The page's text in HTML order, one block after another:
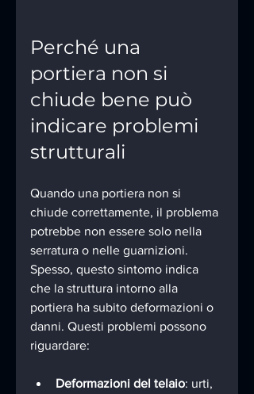
Perché una
portiera non si
chiude bene può
indicare problemi
strutturali
Quando una portiera non si
chiude correttamente, il problema
potrebbe non essere solo nella
serratura o nelle guarnizioni.
Spesso, questo sintomo indica
che la struttura intorno alla
portiera ha subito deformazioni o
danni. Questi problemi possono
riguardare:
Deformazioni del telaio: urti,